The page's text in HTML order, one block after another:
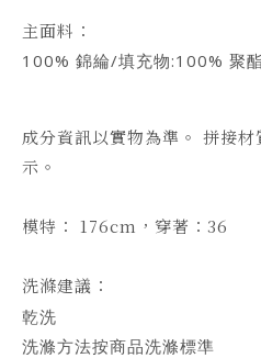
主面料：
100% 錦綸/填充物:100% 聚
成分資訊以實物為準。 拼接
示。
模特： 176cm，穿著：36
洗滌建議：
乾洗
洗滌方法按商品洗滌標準